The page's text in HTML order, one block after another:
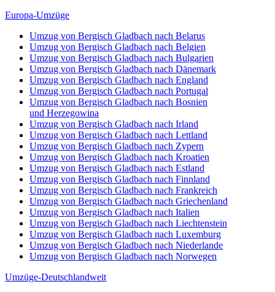
Europa-Umzüge
Umzug von Bergisch Gladbach nach Belarus
Umzug von Bergisch Gladbach nach Belgien
Umzug von Bergisch Gladbach nach Bulgarien
Umzug von Bergisch Gladbach nach Dänemark
Umzug von Bergisch Gladbach nach England
Umzug von Bergisch Gladbach nach Portugal
Umzug von Bergisch Gladbach nach Bosnien
und Herzegowina
Umzug von Bergisch Gladbach nach Irland
Umzug von Bergisch Gladbach nach Lettland
Umzug von Bergisch Gladbach nach Zypern
Umzug von Bergisch Gladbach nach Kroatien
Umzug von Bergisch Gladbach nach Estland
Umzug von Bergisch Gladbach nach Finnland
Umzug von Bergisch Gladbach nach Frankreich
Umzug von Bergisch Gladbach nach Griechenland
Umzug von Bergisch Gladbach nach Italien
Umzug von Bergisch Gladbach nach Liechtenstein
Umzug von Bergisch Gladbach nach Luxemburg
Umzug von Bergisch Gladbach nach Niederlande
Umzug von Bergisch Gladbach nach Norwegen
Umzüge-Deutschlandweit